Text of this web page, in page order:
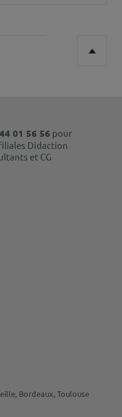
01 56 56 pour
Didaction
et CG
Bordeaux, Toulouse